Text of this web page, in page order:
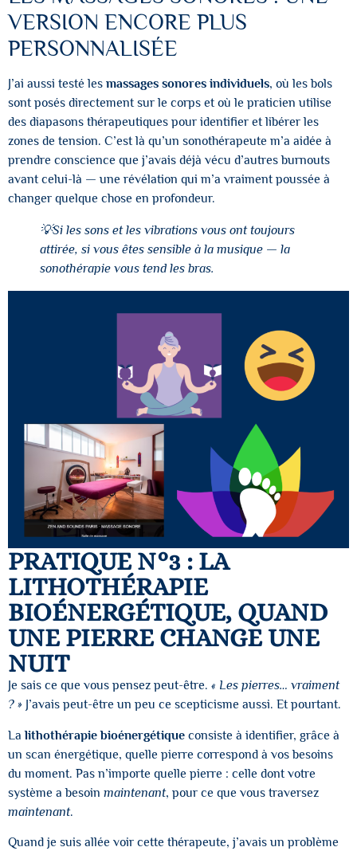
VERSION ENCORE PLUS
PERSONNALISÉE
J’ai aussi testé les massages sonores individuels, où les bols
sont posés directement sur le corps et où le praticien utilise
des diapasons thérapeutiques pour identifier et libérer les
zones de tension. C’est là qu’un sonothérapeute m’a aidée à
prendre conscience que j’avais déjà vécu d’autres burnouts
avant celui-là — une révélation qui m’a vraiment poussée à
changer quelque chose en profondeur.
💡Si les sons et les vibrations vous ont toujours
attirée, si vous êtes sensible à la musique — la
sonothérapie vous tend les bras.
PRATIQUE N°3 : LA
LITHOTHÉRAPIE
BIOÉNERGÉTIQUE, QUAND
UNE PIERRE CHANGE UNE
NUIT
Je sais ce que vous pensez peut-être. « Les pierres… vraiment
? » J’avais peut-être un peu ce scepticisme aussi. Et pourtant.
Lalithothérapie bioénergétique consiste à identifier, grâce à
un scan énergétique, quelle pierre correspond à vos besoins
du moment. Pas n’importe quelle pierre : celle dont votre
système a besoin maintenant, pour ce que vous traversez
maintenant.
Quand je suis allée voir cette thérapeute, j’avais un problème